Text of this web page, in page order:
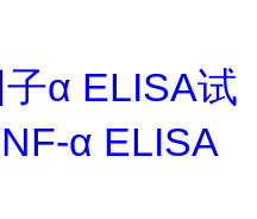
α ELISA试
α ELISA